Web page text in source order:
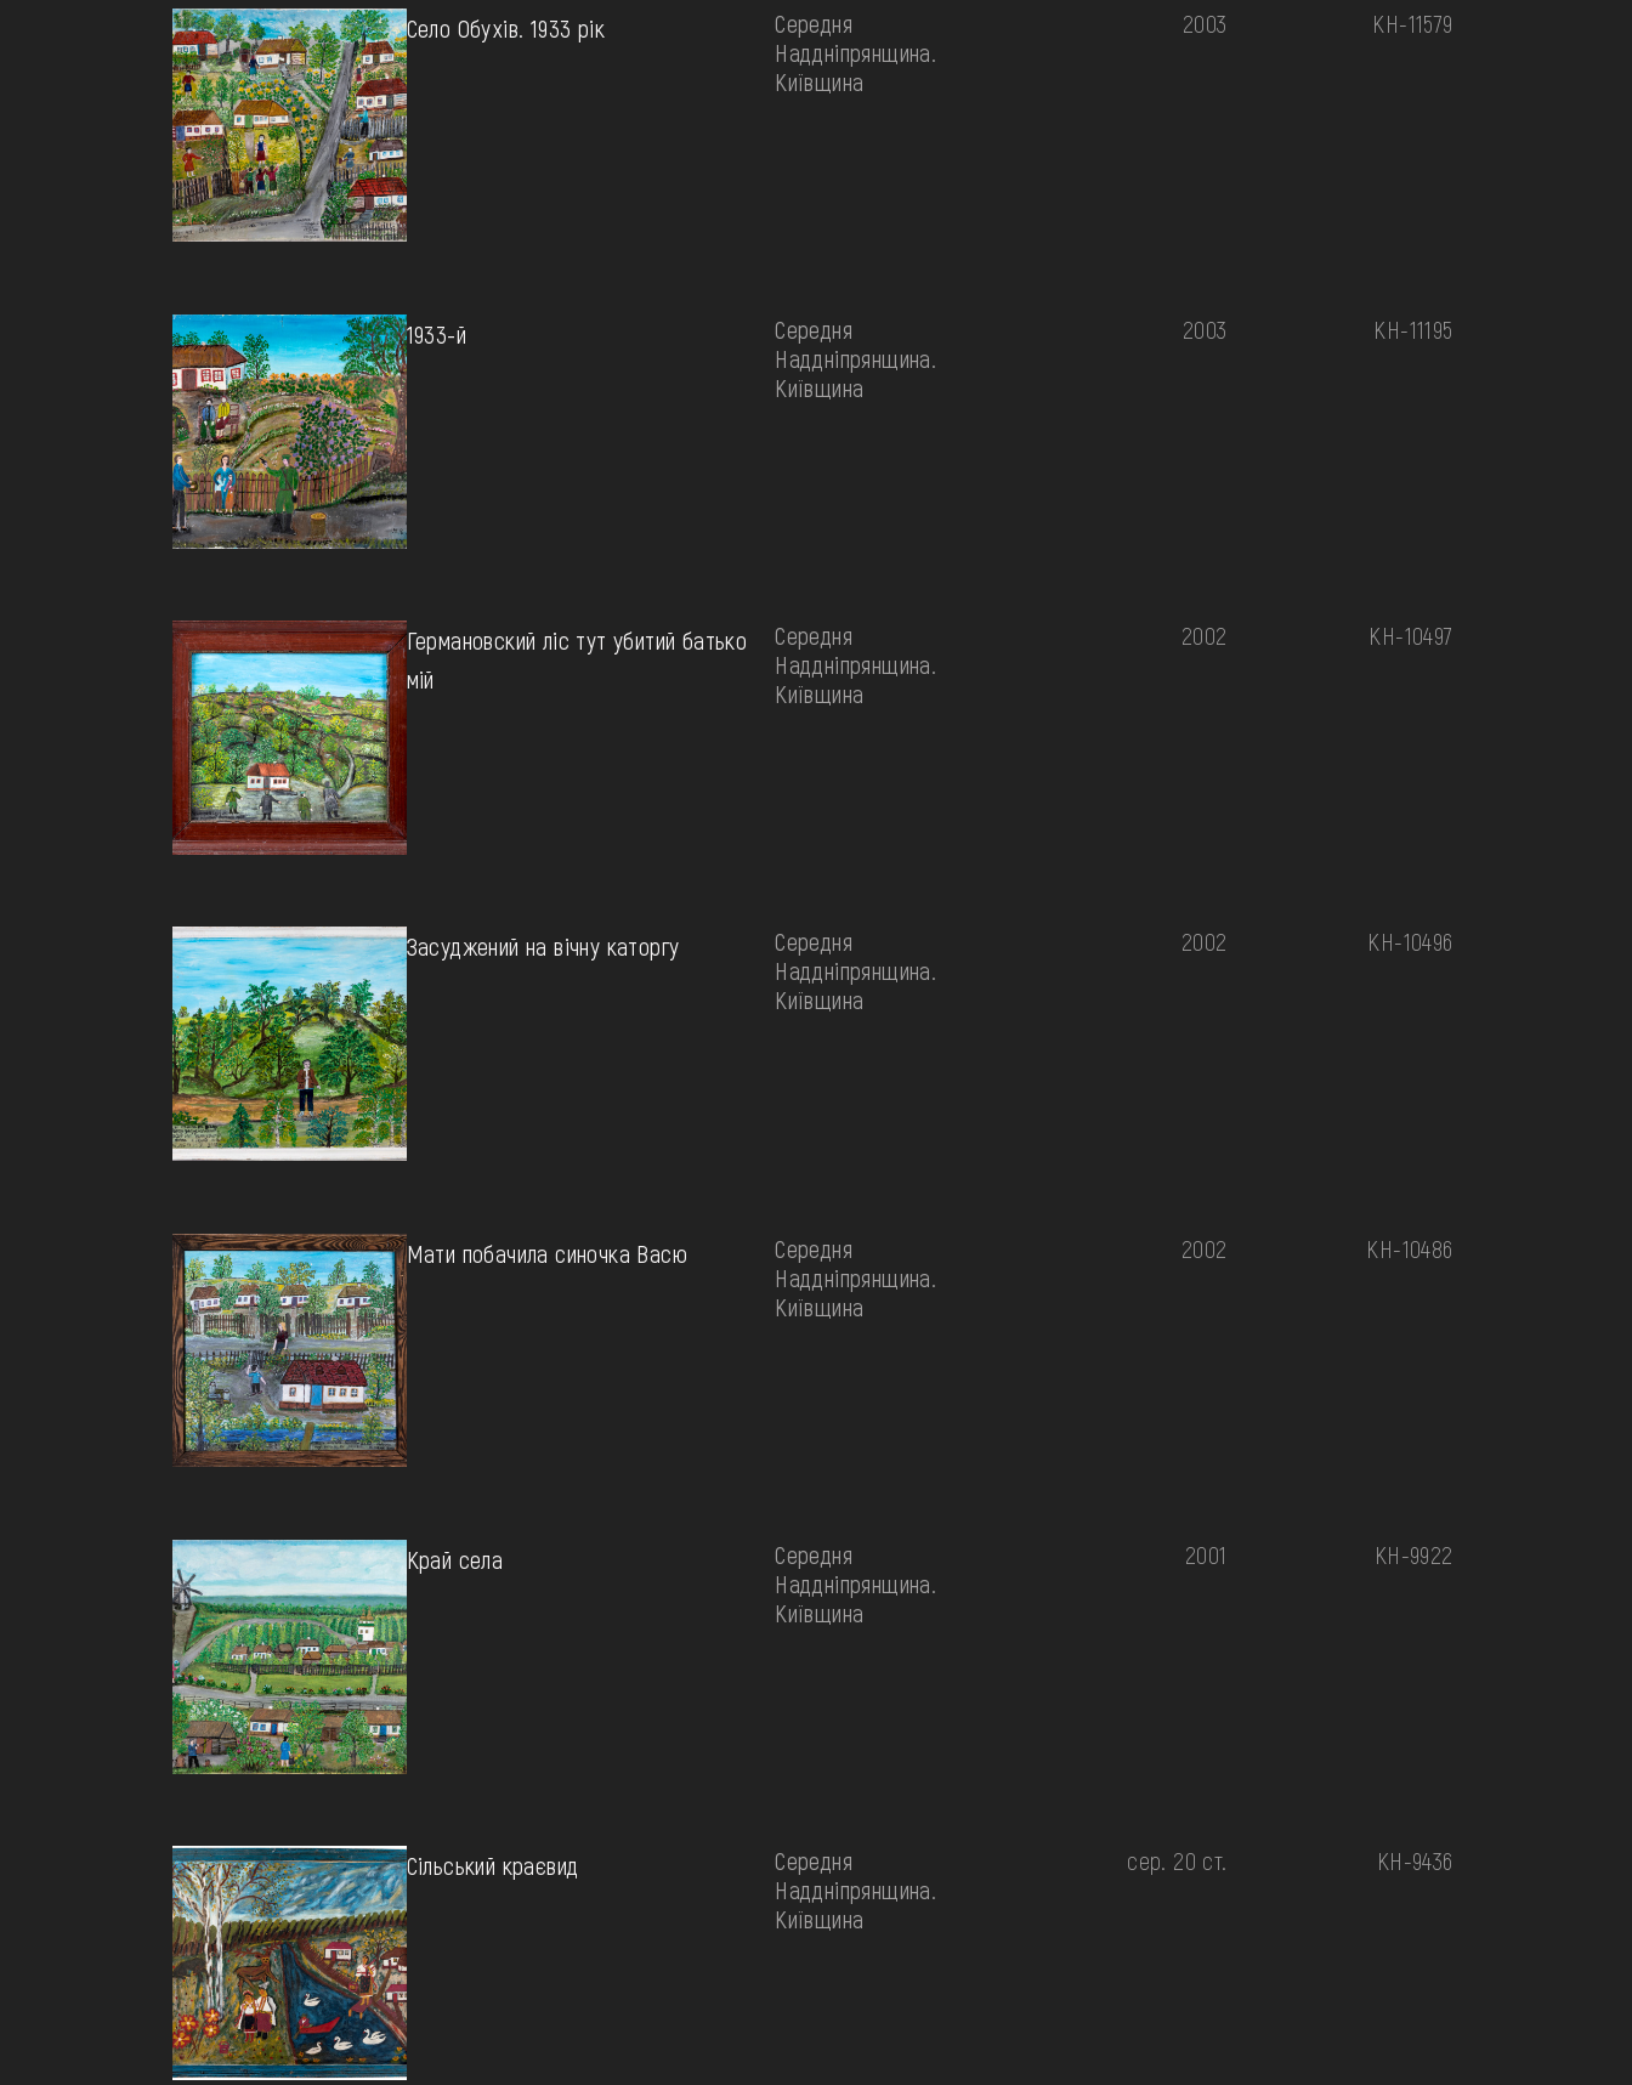
Село Обухів. 1933 рік
Середня
Наддніпрянщина.
Київщина
2003 КН-11579
1933-й
Середня
Наддніпрянщина.
Київщина
2003 КН-11195
Германовский ліс тут убитий батько
мій
Середня
Наддніпрянщина.
Київщина
2002 КН-10497
Засуджений на вічну каторгу
Середня
Наддніпрянщина.
Київщина
2002 КН-10496
Мати побачила синочка Васю
Середня
Наддніпрянщина.
Київщина
2002 КН-10486
Край села
Середня
Наддніпрянщина.
Київщина
2001 КН-9922
Сільський краєвид
Середня
Наддніпрянщина.
Київщина
сер. 20 ст. КН-9436